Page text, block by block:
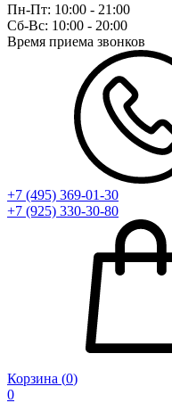
Пн-Пт: 10:00 - 21:00
Сб-Вс: 10:00 - 20:00
Время приема звонков
+7 (495) 369-01-30
+7 (925) 330-30-80
Корзина (0)
0